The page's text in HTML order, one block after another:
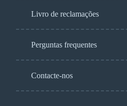
Livro de reclamações
Perguntas frequentes
Contacte-nos